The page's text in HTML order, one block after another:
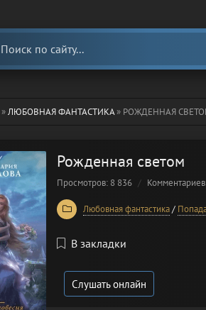
»ЛЮБОВНАЯ ФАНТАСТИКА» РОЖДЕННАЯ
Рожденная светом
Просмотров: 8 836
Любовная фантастика/
В закладки
Слушать онлайн